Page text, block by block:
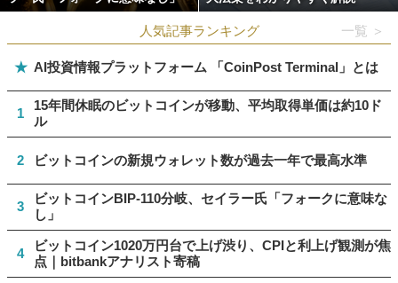
人気記事ランキング 一覧 ＞
★ AI投資情報プラットフォーム 「CoinPost Terminal」とは
1
15年間休眠のビットコインが移動、平均取得単価は約10ド
ル
2 ビットコインの新規ウォレット数が過去一年で最高水準
3
ビットコインBIP-110分岐、セイラー氏「フォークに意味な
し」
4
ビットコイン1020万円台で上げ渋り、CPIと利上げ観測が焦
点｜bitbankアナリスト寄稿